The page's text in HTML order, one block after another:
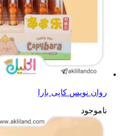
روان نویس کاپی بارا
ناموجود